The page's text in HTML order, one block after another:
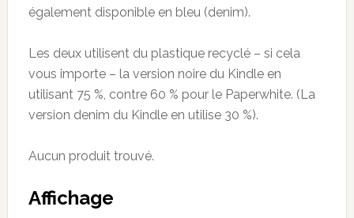
également disponible en bleu (denim).
Les deux utilisent du plastique recyclé – si cela
vous importe – la version noire du Kindle en
utilisant 75 %, contre 60 % pour le Paperwhite. (La
version denim du Kindle en utilise 30 %).
Aucun produit trouvé.
Affichage